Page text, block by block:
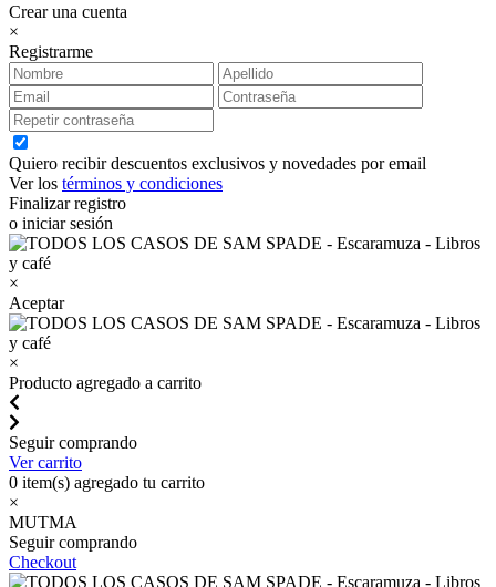
Crear una cuenta
×
Registrarme
Quiero recibir descuentos exclusivos y novedades por email
Ver los términos y condiciones
Finalizar registro
o iniciar sesión
×
Aceptar
×
Producto agregado a carrito
Seguir comprando
Ver carrito
0 item(s) agregado tu carrito
×
MUTMA
Seguir comprando
Checkout